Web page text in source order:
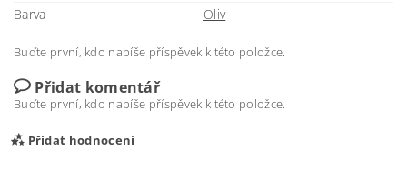
Barva
Oliv
Buďte první, kdo napíše příspěvek k této položce.
Přidat komentář
Buďte první, kdo napíše příspěvek k této položce.
Přidat hodnocení